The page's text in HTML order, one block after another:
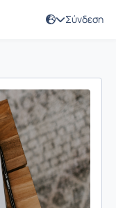
Σύνδεση